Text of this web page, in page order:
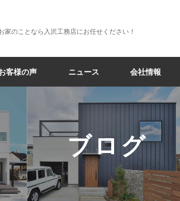
家のことなら入沢工務店にお任せください！
客様の声 ニュース 会社情報
ブログ